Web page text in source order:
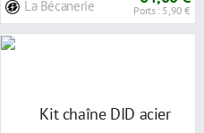
La Bécanerie Ports : 5,90 €